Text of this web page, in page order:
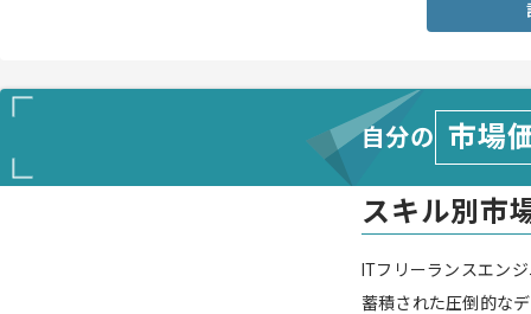
自分の 市場
スキル別市
ITフリーランスエン
蓄積された圧倒的な